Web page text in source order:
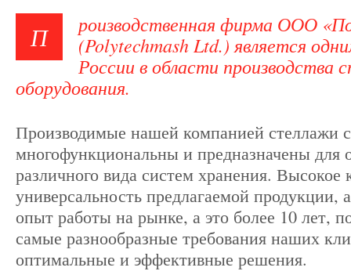
П
роизводственная фирма ООО
(Polytechmash Ltd.) является
России в области производства
оборудования.
Производимые нашей компанией стеллажи
многофункциональны и предназначены для
различного вида систем хранения. Высокое
универсальность предлагаемой продукции,
опыт работы на рынке, а это более 10 лет,
самые разнообразные требования наших
оптимальные и эффективные решения.